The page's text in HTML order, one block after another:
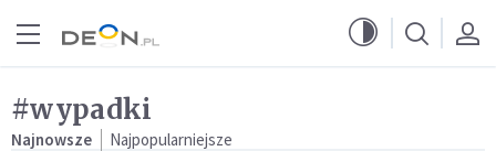
#wypadki
Najnowsze Najpopularniejsze